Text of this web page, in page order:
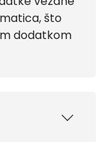
što
dodatkom